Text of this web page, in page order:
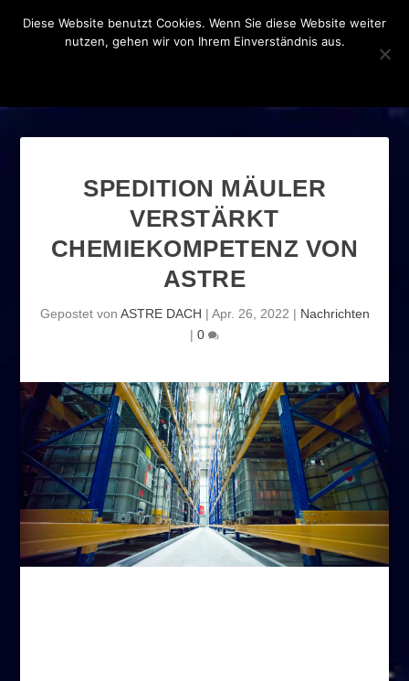
SPEDITION MÄULER
VERSTÄRKT
CHEMIEKOMPETENZ VON
ASTRE
Gepostet von ASTRE DACH | Apr. 26, 2022 | Nachrichten
| 0
Diese Website benutzt Cookies. Wenn Sie diese Website weiter
nutzen, gehen wir von Ihrem Einverständnis aus.